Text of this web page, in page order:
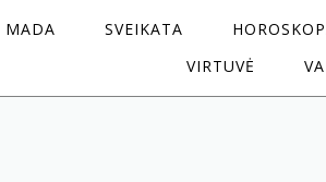
MADA SVEIKATA
VIRTUVĖ